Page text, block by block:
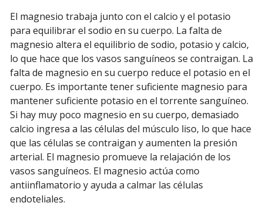
El magnesio trabaja junto con el calcio y el potasio
para equilibrar el sodio en su cuerpo. La falta de
magnesio altera el equilibrio de sodio, potasio y calcio,
lo que hace que los vasos sanguíneos se contraigan. La
falta de magnesio en su cuerpo reduce el potasio en el
cuerpo. Es importante tener suficiente magnesio para
mantener suficiente potasio en el torrente sanguíneo.
Si hay muy poco magnesio en su cuerpo, demasiado
calcio ingresa a las células del músculo liso, lo que hace
que las células se contraigan y aumenten la presión
arterial. El magnesio promueve la relajación de los
vasos sanguíneos. El magnesio actúa como
antiinflamatorio y ayuda a calmar las células
endoteliales.